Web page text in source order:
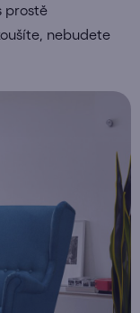
prostě
nebudete